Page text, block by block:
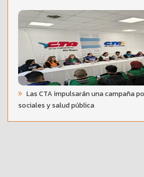
Las CTA impulsarán una campaña
sociales y salud pública